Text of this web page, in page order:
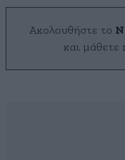
Ακολουθήστε το
και μάθετε